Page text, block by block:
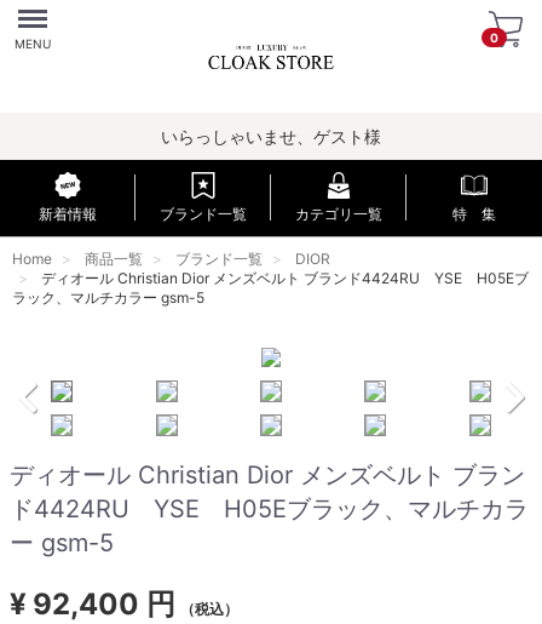
Menu
MENU 0
いらっしゃいませ、ゲスト様
新着情報 ブランド一覧 カテゴリ一覧 特 集
Home 商品一覧 ブランド一覧
DIOR
ディオール Christian Dior メンズベルト ブランド4424RU YSE H05Eブ
ラック、マルチカラー gsm-5
ディオール Christian Dior メンズベルト ブラン
ド4424RU YSE H05Eブラック、マルチカラ
ー gsm-5
¥ 92,400 円 （税込）